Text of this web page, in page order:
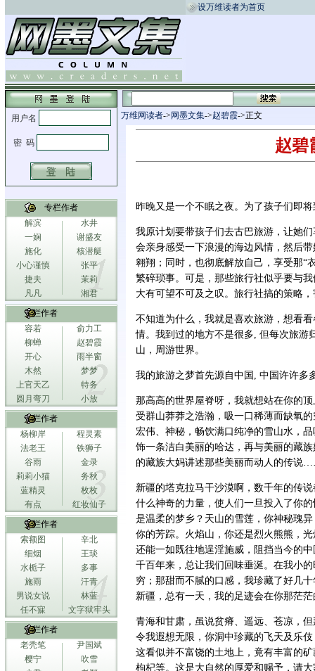
设万维读者为首页
专栏作者
解滨
水井
一娴
谢盛友
施化
核潜艇
小心谨慎
张平
捷夫
茉莉
凡凡
湘君
专栏作者
容若
俞力工
柳蝉
赵碧霞
开心
雨半窗
木然
梦梦
上官天乙
特务
圆月弯刀
小放
专栏作者
杨柳岸
程灵素
法老王
铁狮子
谷雨
金录
莉莉小猫
务秋
蓝精灵
枚枚
有点
红妆仙子
专栏作者
索额图
辛北
细烟
王琰
水栀子
多事
施雨
汗青
男说女说
林蓝
任不寐
文字狱牢头
专栏作者
老秃笔
尹国斌
樱宁
吹雪
万维网读者-> 网墨文集->赵碧霞->正文
赵碧
昨晚又是一个不眠之夜。为了孩子们即
我原计划要带孩子们去古巴旅游，让她
会亲身感受一下浪漫的海边风情，然后
翱翔；同时，也彻底解放自己，享受那“
繁碎琐事。可是，那些旅行社似乎要与
大有可望不可及之叹。旅行社搞的策略
不知道为什么，我就是喜欢旅游，想看
情。我到过的地方不是很多, 但每次旅游
山，周游世界。
我的旅游之梦首先源自中国, 中国许许多
那高高的世界屋脊呀，我就想站在你的
受群山莽莽之浩瀚，吸一口稀薄而缺氧
宏伟、神秘，畅饮满口纯净的雪山水，
饰一条洁白美丽的哈达，再与美丽的藏
的藏族大妈讲述那些美丽而动人的传说
新疆的塔克拉马干沙漠啊，数千年的传
什么神奇的力量，使人们一旦投入了你
是温柔的梦乡？天山的雪莲，你神秘瑰
你的芳踪。火焰山，你还是烈火熊熊，
还能一如既往地逞淫施威，阻挡当今的
千百年来，总让我们回味垂涎。在我小
穷；那甜而不腻的口感，我珍藏了好几
新疆，总有一天，我的足迹会在你那茫
青海和甘肃，虽说贫瘠、遥远、苍凉，
令我遐想无限，你洞中珍藏的飞天及乐
这看似并不富饶的土地上，竟有丰富的
枸杞等。这是大自然的厚爱和赐予，请